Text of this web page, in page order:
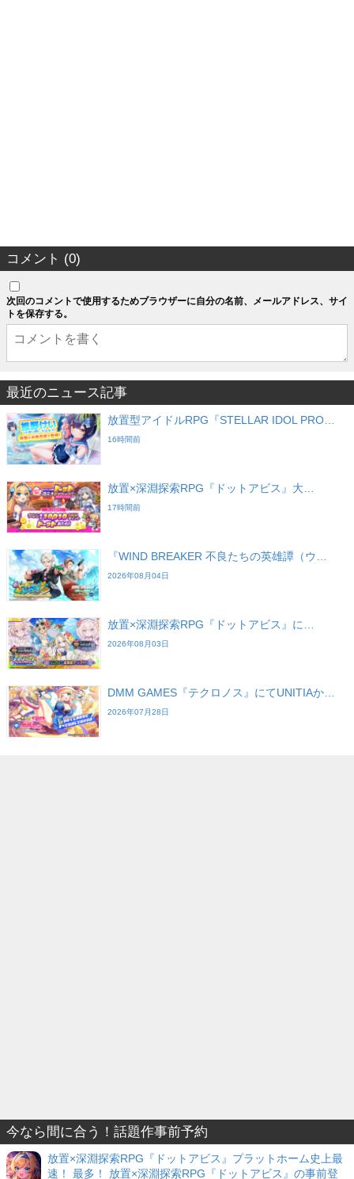
コメント (0)
次回のコメントで使用するためブラウザーに自分の名前、メールアドレス、サイ
トを保存する。
最近のニュース記事
放置型アイドルRPG『STELLAR IDOL PRO…
16時間前
放置×深淵探索RPG『ドットアビス』大…
17時間前
『WIND BREAKER 不良たちの英雄譚（ウ…
2026年08月04日
放置×深淵探索RPG『ドットアビス』に…
2026年08月03日
DMM GAMES『テクロノス』にてUNITIAか…
2026年07月28日
今なら間に合う！話題作事前予約
放置×深淵探索RPG『ドットアビス』プラットホーム史上最
速！ 最多！ 放置×深淵探索RPG『ドットアビス』の事前登